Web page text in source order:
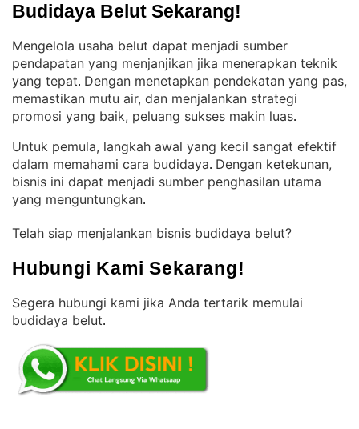
Budidaya Belut Sekarang!
Mengelola usaha belut dapat menjadi sumber
pendapatan yang menjanjikan jika menerapkan teknik
yang tepat. Dengan menetapkan pendekatan yang pas,
memastikan mutu air, dan menjalankan strategi
promosi yang baik, peluang sukses makin luas.
Untuk pemula, langkah awal yang kecil sangat efektif
dalam memahami cara budidaya. Dengan ketekunan,
bisnis ini dapat menjadi sumber penghasilan utama
yang menguntungkan.
Telah siap menjalankan bisnis budidaya belut?
Hubungi Kami Sekarang!
Segera hubungi kami jika Anda tertarik memulai
budidaya belut.